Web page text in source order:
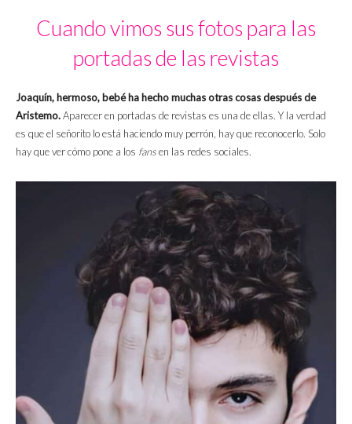
Cuando vimos sus fotos para las
portadas de las revistas
Joaquín, hermoso, bebé ha hecho muchas otras cosas después de
Aristemo.Aparecer en portadas de revistas es una de ellas. Y la verdad
es que el señorito lo está haciendo muy perrón, hay que reconocerlo. Solo
hay que ver cómo pone a los fansen las redes sociales.